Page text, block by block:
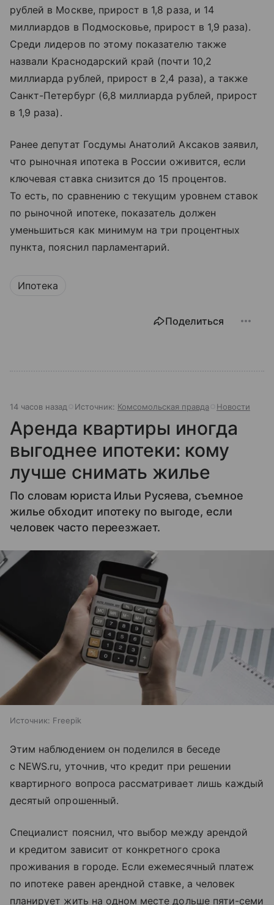
рублей в Москве, прирост в 1,8 раза, и 14
миллиардов в Подмосковье, прирост в 1,9 раза).
Среди лидеров по этому показателю также
назвали Краснодарский край (почти 10,2
миллиарда рублей, прирост в 2,4 раза), а также
Санкт-Петербург (6,8 миллиарда рублей, прирост
в 1,9 раза).
Ранее депутат Госдумы Анатолий Аксаков заявил,
что рыночная ипотека в России оживится, если
ключевая ставка снизится до 15 процентов.
То есть, по сравнению с текущим уровнем ставок
по рыночной ипотеке, показатель должен
уменьшиться как минимум на три процентных
пункта, пояснил парламентарий.
Ипотека
Поделиться
14 часов назад Источник: Комсомольская правда Новости
Аренда квартиры иногда
выгоднее ипотеки: кому
лучше снимать жилье
По словам юриста Ильи Русяева, съемное
жилье обходит ипотеку по выгоде, если
человек часто переезжает.
Источник: Freepik
Этим наблюдением он поделился в беседе
с NEWS.ru, уточнив, что кредит при решении
квартирного вопроса рассматривает лишь каждый
десятый опрошенный.
Специалист пояснил, что выбор между арендой
и кредитом зависит от конкретного срока
проживания в городе. Если ежемесячный платеж
по ипотеке равен арендной ставке, а человек
планирует жить на одном месте дольше пяти-семи